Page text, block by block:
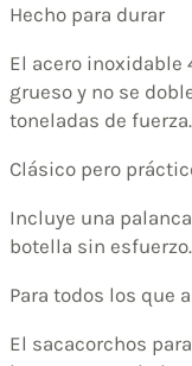
Hecho para durar
El acero inoxidable
grueso y no se
toneladas de fuerza.
Clásico pero
Incluye una
botella sin esfuerzo.
Para todos los que
El sacacorchos